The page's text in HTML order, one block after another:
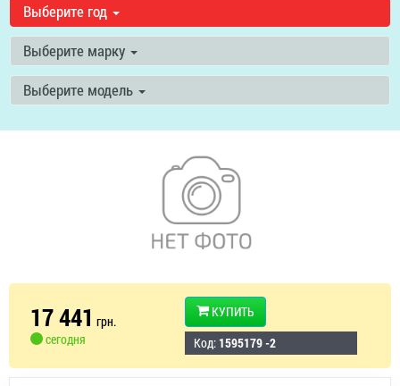
Выберите год
Выберите марку
Выберите модель
17 441 грн.
сегодня
КУПИТЬ
Код: 1595179 -2